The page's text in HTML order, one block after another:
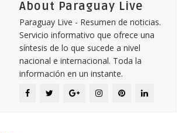
About Paraguay Live
Paraguay Live - Resumen de noticias.
Servicio informativo que ofrece una
síntesis de lo que sucede a nivel
nacional e internacional. Toda la
información en un instante.